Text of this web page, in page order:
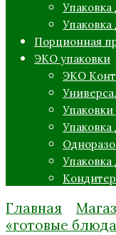
Порционная
ЭКО упаковки
ЭКО
Главная
«готовые